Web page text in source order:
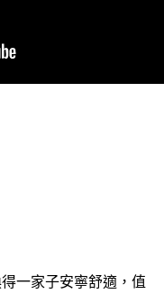
一家子安寧舒適，值